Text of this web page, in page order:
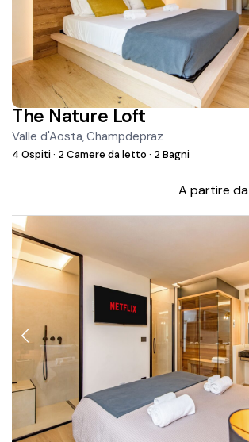
The Nature Loft
Valle d'Aosta,Champdepraz
4 Ospiti· 2 Camere da letto· 2 Bagni
A partire da